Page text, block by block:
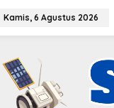
Kamis, 6 Agustus 2026